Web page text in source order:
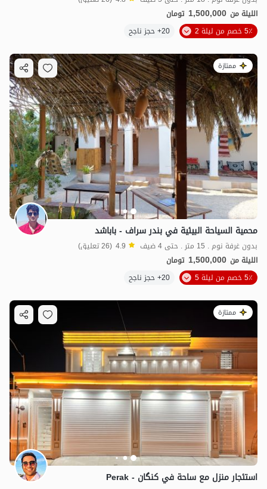
1مليون ت
الليلة من 1,500,000 تومان
5٪ خصم من ليلة 2
20+ حجز ناجح
ممتازة
محمية السياحة البيئية في بندر سراف - باباشد
بدون غرفة نوم . 15 متر . حتى 4 ضيف 4.9 (26 تعليق)
الليلة من 1,500,000 تومان
5٪ خصم من ليلة 5
20+ حجز ناجح
ممتازة
استئجار منزل مع ساحة في كنگان - Perak